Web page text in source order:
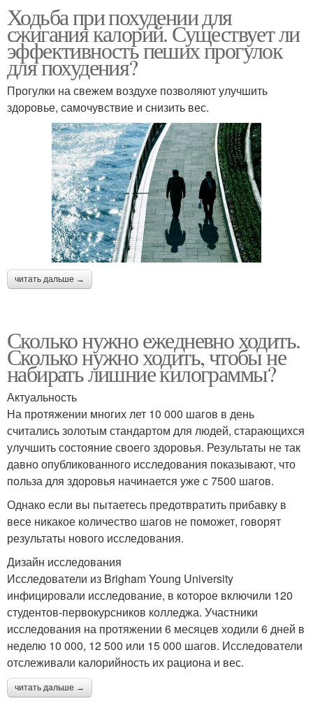
Ходьба при похудении для
сжигания калорий. Существует ли
эффективность пеших прогулок
для похудения?
Прогулки на свежем воздухе позволяют улучшить
здоровье, самочувствие и снизить вес.
читать дальше →
Сколько нужно ежедневно ходить.
Сколько нужно ходить, чтобы не
набирать лишние килограммы?
Актуальность
На протяжении многих лет 10 000 шагов в день
считались золотым стандартом для людей, старающихся
улучшить состояние своего здоровья. Результаты не так
давно опубликованного исследования показывают, что
польза для здоровья начинается уже с 7500 шагов.
Однако если вы пытаетесь предотвратить прибавку в
весе никакое количество шагов не поможет, говорят
результаты нового исследования.
Дизайн исследования
Исследователи из Brigham Young University
инфицировали исследование, в которое включили 120
студентов-первокурсников колледжа. Участники
исследования на протяжении 6 месяцев ходили 6 дней в
неделю 10 000, 12 500 или 15 000 шагов. Исследователи
отслеживали калорийность их рациона и вес.
читать дальше →